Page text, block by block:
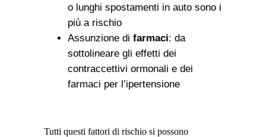
o lunghi spostamenti in auto sono i
più a rischio
Assunzione di farmaci: da
sottolineare gli effetti dei
contraccettivi ormonali e dei
farmaci per l’ipertensione
Tutti questi fattori di rischio si possono